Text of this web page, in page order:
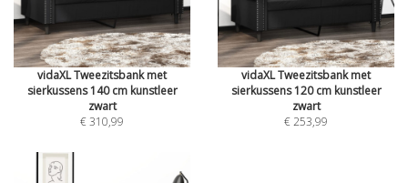
vidaXL Tweezitsbank met
sierkussens 140 cm kunstleer
zwart
€ 310,99
vidaXL Tweezitsbank met
sierkussens 120 cm kunstleer
zwart
€ 253,99